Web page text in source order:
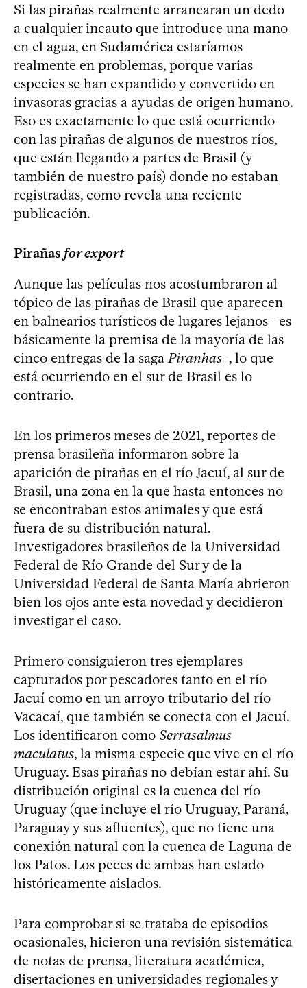
Si las pirañas realmente arrancaran un dedo
a cualquier incauto que introduce una mano
en el agua, en Sudamérica estaríamos
realmente en problemas, porque varias
especies se han expandido y convertido en
invasoras gracias a ayudas de origen humano.
Eso es exactamente lo que está ocurriendo
con las pirañas de algunos de nuestros ríos,
que están llegando a partes de Brasil (y
también de nuestro país) donde no estaban
registradas, como revela una reciente
publicación.
Pirañas for export
Aunque las películas nos acostumbraron al
tópico de las pirañas de Brasil que aparecen
en balnearios turísticos de lugares lejanos –es
básicamente la premisa de la mayoría de las
cinco entregas de la sagaPiranhas–, lo que
está ocurriendo en el sur de Brasil es lo
contrario.
En los primeros meses de 2021, reportes de
prensa brasileña informaron sobre la
aparición de pirañas en el río Jacuí, al sur de
Brasil, una zona en la que hasta entonces no
se encontraban estos animales y que está
fuera de su distribución natural.
Investigadores brasileños de la Universidad
Federal de Río Grande del Sur y de la
Universidad Federal de Santa María abrieron
bien los ojos ante esta novedad y decidieron
investigar el caso.
Primero consiguieron tres ejemplares
capturados por pescadores tanto en el río
Jacuí como en un arroyo tributario del río
Vacacaí, que también se conecta con el Jacuí.
Los identificaron como Serrasalmus
maculatus, la misma especie que vive en el río
Uruguay. Esas pirañas no debían estar ahí. Su
distribución original es la cuenca del río
Uruguay (que incluye el río Uruguay, Paraná,
Paraguay y sus afluentes), que no tiene una
conexión natural con la cuenca de Laguna de
los Patos. Los peces de ambas han estado
históricamente aislados.
Para comprobar si se trataba de episodios
ocasionales, hicieron una revisión sistemática
de notas de prensa, literatura académica,
disertaciones en universidades regionales y